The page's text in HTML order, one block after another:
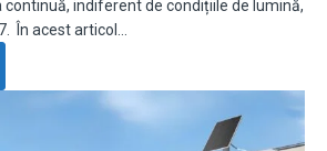
indiferent de condițiile de lumină,
În acest articol…